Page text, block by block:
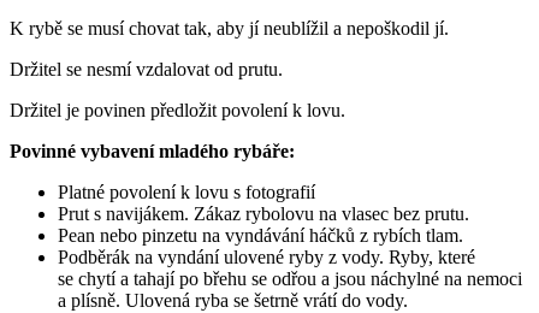
K rybě se musí chovat tak, aby jí neublížil a nepoškodil jí.
Držitel se nesmí vzdalovat od prutu.
Držitel je povinen předložit povolení k lovu.
Povinné vybavení mladého rybáře:
Platné povolení k lovu s fotografií
Prut s navijákem. Zákaz rybolovu na vlasec bez prutu.
Pean nebo pinzetu na vyndávání háčků z rybích tlam.
Podběrák na vyndání ulovené ryby z vody. Ryby, které
se chytí a tahají po břehu se odřou a jsou náchylné na nemoci
a plísně. Ulovená ryba se šetrně vrátí do vody.